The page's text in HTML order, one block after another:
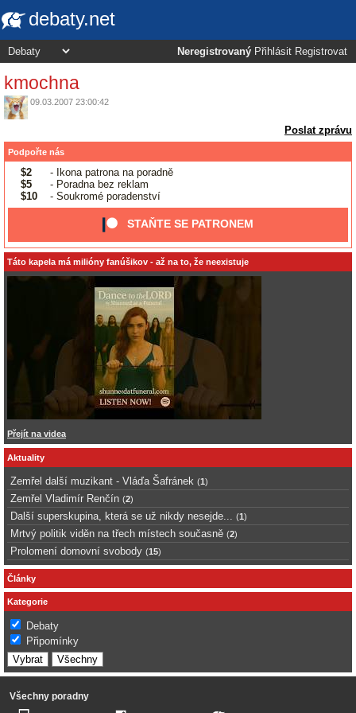
debaty.net
Neregistrovaný Přihlásit Registrovat
kmochna
09.03.2007 23:00:42
Poslat zprávu
Podpořte nás
$2
- Ikona patrona na poradně
$5
- Poradna bez reklam
$10
- Soukromé poradenství
STAŇTE SE PATRONEM
Táto kapela má milióny fanúšikov - až na to, že neexistuje
Přejít na videa
Aktuality
Zemřel další muzikant - Vláďa Šafránek (1)
Zemřel Vladimír Renčín (2)
Další superskupina, která se už nikdy nesejde... (1)
Mrtvý politik viděn na třech místech současně (2)
Prolomení domovní svobody (15)
Články
Kategorie
Debaty
Připomínky
Všechny poradny